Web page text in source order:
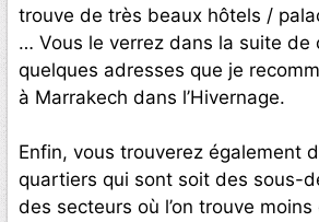
trouve de très beaux hôtels /
… Vous le verrez dans la suite de
quelques adresses que je
à Marrakech dans l’Hivernage.
Enfin, vous trouverez également
quartiers qui sont soit des sous-
des secteurs où l’on trouve